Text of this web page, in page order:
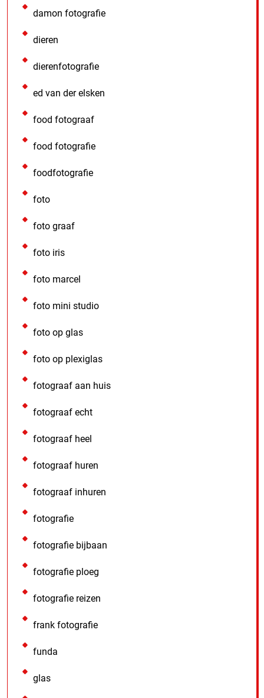
damon fotografie
dieren
dierenfotografie
ed van der elsken
food fotograaf
food fotografie
foodfotografie
foto
foto graaf
foto iris
foto marcel
foto mini studio
foto op glas
foto op plexiglas
fotograaf aan huis
fotograaf echt
fotograaf heel
fotograaf huren
fotograaf inhuren
fotografie
fotografie bijbaan
fotografie ploeg
fotografie reizen
frank fotografie
funda
glas